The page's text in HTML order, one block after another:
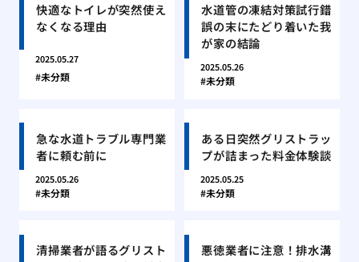
快適なトイレが突然使え
なくなる理由
2025.05.27
未分類
水道管の凍結対策試行錯
誤の末にたどり着いた我
が家の結論
2025.05.26
未分類
急な水道トラブル専門業
者に頼む前に
2025.05.26
未分類
ある日突然グリストラッ
プが詰まった料金体験談
2025.05.25
未分類
清掃業者が語るグリスト
悪徳業者に注意！排水溝